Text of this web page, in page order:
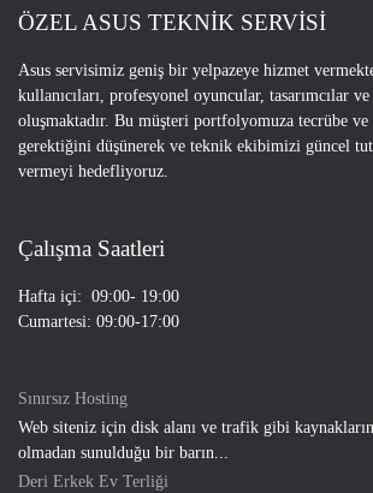
ÖZEL ASUS TEKNİK SERVİSİ
Asus servisimiz geniş bir yelpazeye hizmet
kullanıcıları, profesyonel oyuncular, tasarımcılar
oluşmaktadır. Bu müşteri portfolyomuza tecrübe
gerektiğini düşünerek ve teknik ekibimizi güncel
vermeyi hedefliyoruz.
Çalışma Saatleri
Hafta içi: 09:00- 19:00
Cumartesi: 09:00-17:00
Sınırsız Hosting
Web siteniz için disk alanı ve trafik gibi
olmadan sunulduğu bir barın...
Deri Erkek Ev Terliği